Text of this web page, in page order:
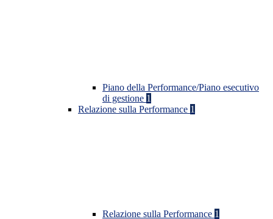
Piano della Performance/Piano esecutivo
di gestione 1
Relazione sulla Performance 1
Relazione sulla Performance 1